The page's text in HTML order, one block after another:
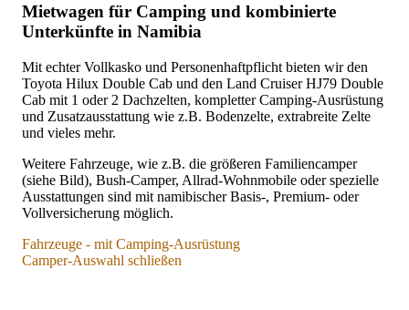
Alle Versicherungsoptionen möglich:Wir bieten alle
Optionen, von der preisgünstigsten namibischen
„Vollkasko“ bis hin zur umfangreichsten europäischen
Vollkasko. Unterschiede erklären wir im Abschnitt
Versicherungsoptionen & Gebühren.
Alle Preisorientierungensind unverbindlich und gelten für
2026, Stand Januar 2026 bei einem Wechselkurs von 1:20
EUR zu NAD. Tagespreise auf Anfrage.
Toyota Fortuner oder Ford Everest – große SUV
Mietwagen für Camping und kombinierte
Unterkünfte in Namibia
Mit echter Vollkasko und Personenhaftpflicht bieten wir den
Toyota Hilux Double Cab und den Land Cruiser HJ79 Double
Cab mit 1 oder 2 Dachzelten, kompletter Camping-Ausrüstung
und Zusatzausstattung wie z.B. Bodenzelte, extrabreite Zelte
und vieles mehr.
Weitere Fahrzeuge, wie z.B. die größeren Familiencamper
(siehe Bild), Bush-Camper, Allrad-Wohnmobile oder spezielle
Ausstattungen sind mit namibischer Basis-, Premium- oder
Vollversicherung möglich.
Alle Versicherungsoptionen möglich:
Fahrzeuge - mit Camping-Ausrüstung
Camper-Auswahl schließen